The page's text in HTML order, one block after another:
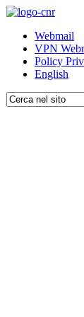
Webmail
VPN
Policy
English